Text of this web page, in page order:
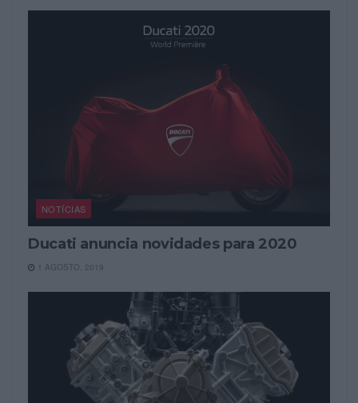
NOTÍCIAS
Ducati anuncia novidades para 2020
1 AGOSTO, 2019